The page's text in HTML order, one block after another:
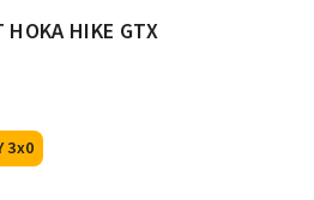
HOKA HIKE GTX
3x0